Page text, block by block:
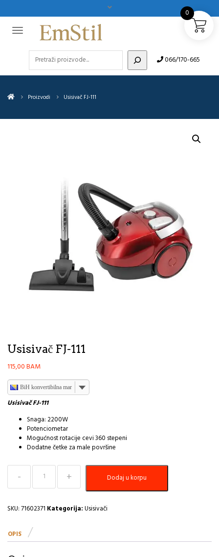
066/170-665
Proizvodi Usisivač FJ-111
Usisivač FJ-111
115,00BAM
BiH konvertibilna marka
Usisivač FJ-111
Snaga: 2200W
Potenciometar
Mogućnost rotacije cevi 360 stepeni
Dodatne četke za male površine
Usisivač
111
Dodaj u korpu
SKU:71602371 Kategorija:Usisivači
OPIS
0